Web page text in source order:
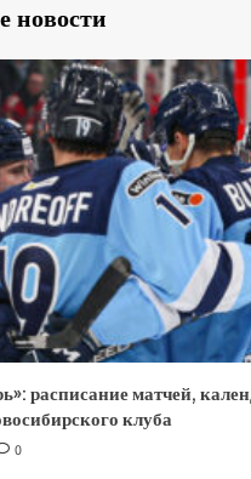
новости
расписание матчей,
клуба
0